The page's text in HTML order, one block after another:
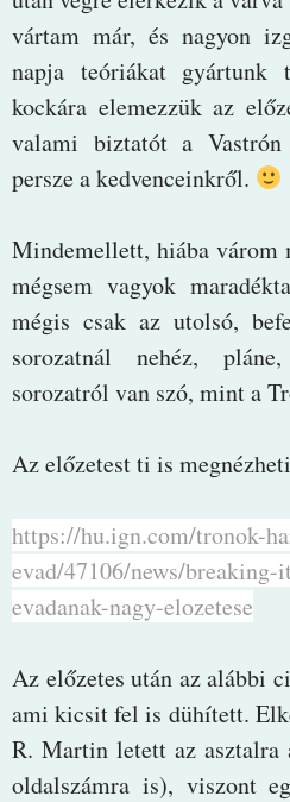
vártam már, és nagyon
napja teóriákat gyártunk
kockára elemezzük az
valami biztatót a Vastrón
persze a kedvenceinkről.
Mindemellett, hiába várom
mégsem vagyok
mégis csak az utolsó,
sorozatnál nehéz,
sorozatról van szó, mint a
Az előzetest ti is
https://hu.ign.com/tronok-
evad/47106/news/
evadanak-nagy-elozetese
Az előzetes után az alábbi
ami kicsit fel is dühített.
R. Martin letett az asztalra
oldalszámra is), viszont